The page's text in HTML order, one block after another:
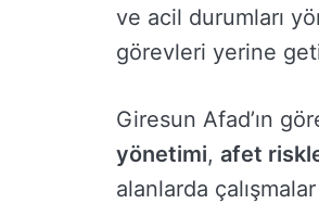
ve acil durumları
görevleri yerine
Giresun Afad’ın
yönetimi, afet
alanlarda